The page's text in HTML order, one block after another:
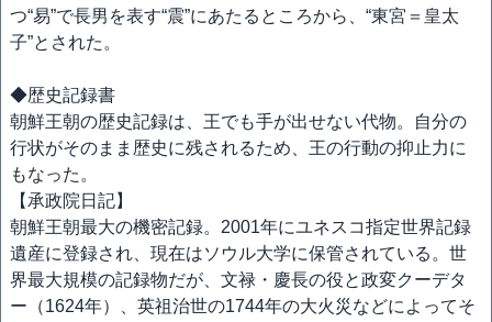
つ“易”で長男を表す“震”にあたるところから、“東宮＝皇太
子”とされた。
◆歴史記録書
朝鮮王朝の歴史記録は、王でも手が出せない代物。自分の
行状がそのまま歴史に残されるため、王の行動の抑止力に
もなった。
【承政院日記】
朝鮮王朝最大の機密記録。2001年にユネスコ指定世界記録
遺産に登録され、現在はソウル大学に保管されている。世
界最大規模の記録物だが、文禄・慶長の役と政変クーデタ
ー（1624年）、英祖治世の1744年の大火災などによってそ